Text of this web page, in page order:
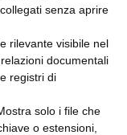
senza aprire
rilevante visibile nel
documentali
registri di
solo i file che
o estensioni,